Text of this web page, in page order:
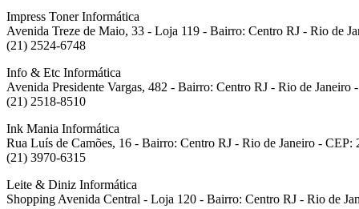
Impress Toner Informática
Avenida Treze de Maio, 33 - Loja 119 - Bairro: Centro RJ - Rio de
(21) 2524-6748
Info & Etc Informática
Avenida Presidente Vargas, 482 - Bairro: Centro RJ - Rio de Janeiro
(21) 2518-8510
Ink Mania Informática
Rua Luís de Camões, 16 - Bairro: Centro RJ - Rio de Janeiro - CEP:
(21) 3970-6315
Leite & Diniz Informática
Shopping Avenida Central - Loja 120 - Bairro: Centro RJ - Rio de